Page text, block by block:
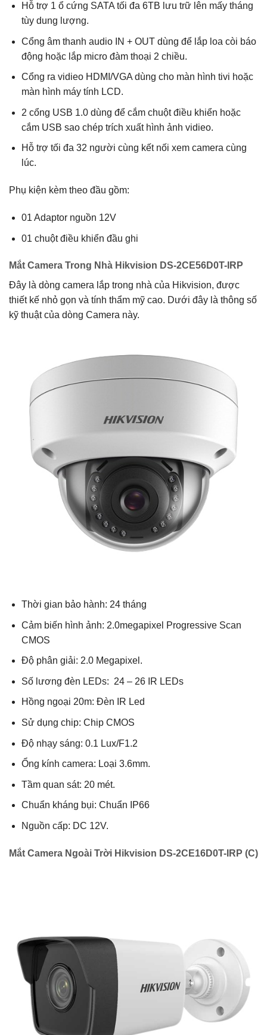
Hỗ trợ 1 ổ cứng SATA tối đa 6TB lưu trữ lên mấy tháng
tùy dung lượng.
Cổng âm thanh audio IN + OUT dùng để lắp loa còi báo
động hoặc lắp micro đàm thoại 2 chiều.
Cổng ra vidieo HDMI/VGA dùng cho màn hình tivi hoặc
màn hình máy tính LCD.
2 cổng USB 1.0 dùng để cắm chuột điều khiển hoặc
cắm USB sao chép trích xuất hình ảnh vidieo.
Hỗ trợ tối đa 32 người cùng kết nối xem camera cùng
lúc.
Phụ kiện kèm theo đầu gồm:
01 Adaptor nguồn 12V
01 chuột điều khiển đầu ghi
Mắt Camera Trong Nhà Hikvision DS-2CE56D0T-IRP
Đây là dòng camera lắp trong nhà của Hikvision, được
thiết kế nhỏ gọn và tính thẩm mỹ cao. Dưới đây là thông số
kỹ thuật của dòng Camera này.
Thời gian bảo hành: 24 tháng
Cảm biến hình ảnh: 2.0megapixel Progressive Scan
CMOS
Độ phân giải: 2.0 Megapixel.
Số lương đèn LEDs: 24 – 26 IR LEDs
Hồng ngoại 20m: Đèn IR Led
Sử dụng chip: Chip CMOS
Độ nhạy sáng: 0.1 Lux/F1.2
Ổng kính camera: Loại 3.6mm.
Tầm quan sát: 20 mét.
Chuẩn kháng bụi: Chuẩn IP66
Nguồn cấp: DC 12V.
Mắt Camera Ngoài Trời Hikvision DS-2CE16D0T-IRP (C)